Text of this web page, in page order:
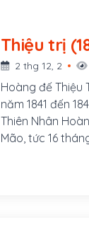
thời gian làm
chí chịu tù
2 thg 12, 2
Hoàng đế Thiệu
năm 1841 đến
Thiên Nhân
Mão, tức 16